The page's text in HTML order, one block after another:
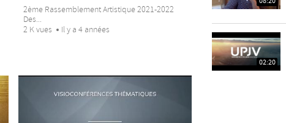
2ème Rassemblement Artistique 2021-2022
Des...
2 K vues
Il y a 4 années
02:20